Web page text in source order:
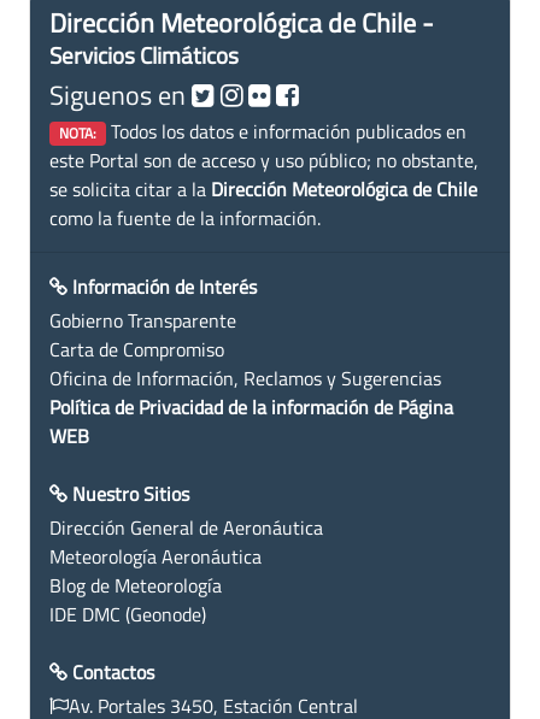
Dirección Meteorológica de Chile -
Servicios Climáticos
Siguenos en
NOTA: Todos los datos e información publicados en
este Portal son de acceso y uso público; no obstante,
se solicita citar a la Dirección Meteorológica de Chile
como la fuente de la información.
Información de Interés
Gobierno Transparente
Carta de Compromiso
Oficina de Información, Reclamos y Sugerencias
Política de Privacidad de la información de Página
WEB
Nuestro Sitios
Dirección General de Aeronáutica
Meteorología Aeronáutica
Blog de Meteorología
IDE DMC (Geonode)
Contactos
Av. Portales 3450, Estación Central